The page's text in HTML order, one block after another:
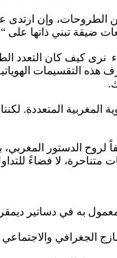
وإن ارتدى
ضيقة تبني ذاتها على
كيف كان التعدد
هذه التقسيمات
المغربية
الدستور المغربي،
لا فضاءً